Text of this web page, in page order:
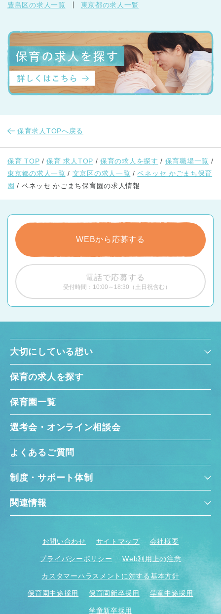
豊島区の求人一覧
東京都の求人一覧
保育求人TOPへ戻る
保育 TOP 保育 求人TOP 保育の求人を探す
保育職場一覧
東京都の求人一覧
文京区の求人一覧
ベネッセ かごまち保育
園
ベネッセ かごまち保育園の求人情報
WEBから応募する
電話で応募する
受付時間：10:00～18:30（土日祝含む）
大切にしている想い
保育の求人を探す
保育園一覧
選考会・オンライン相談会
よくあるご質問
制度・サポート体制
関連情報
お問い合わせ サイトマップ 会社概要
プライバシーポリシー Web利用上の注意
カスタマーハラスメントに対する基本方針
保育園中途採用 保育園新卒採用 学童中途採用
学童新卒採用